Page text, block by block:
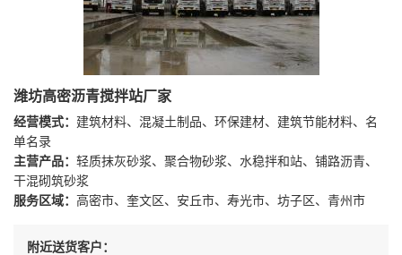
潍坊高密沥青搅拌站厂家
经营模式： 建筑材料、混凝土制品、环保建材、建筑节能材料、名
单名录
主营产品： 轻质抹灰砂浆、聚合物砂浆、水稳拌和站、铺路沥青、
干混砌筑砂浆
服务区域： 高密市、奎文区、安丘市、寿光市、坊子区、青州市
附近送货客户：